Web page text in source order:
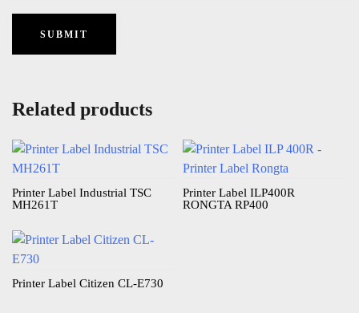
Related products
Printer Label Industrial TSC
MH261T
Printer Label ILP400R
RONGTA RP400
Printer Label Citizen CL-E730